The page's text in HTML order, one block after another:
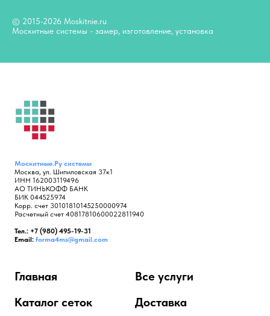
© 2015-2026 Moskitnie.ru
Москитные системы - замер, изготовление, установка
Москитные.Ру системы
Москва, ул. Шипиловская 37к1
ИНН 162003119496
АО ТИНЬКОФФ БАНК
БИК 044525974
Корр. счет 30101810145250000974
Расчетный счет 40817810600022811940
Тел.: +7 (980) 495-19-31
Email: forma4ms@gmail.com
Главная
Каталог сеток
Все услуги
Доставка